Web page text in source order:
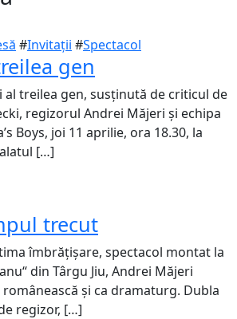
#Invitații #Spectacol
gen
al treilea gen, susținută de criticul de
regizorul Andrei Măjeri și echipa
Boys, joi 11 aprilie, ora 18.30, la
[…]
trecut
îmbrățișare, spectacol montat la
din Târgu Jiu, Andrei Măjeri
și ca dramaturg. Dubla
regizor, […]